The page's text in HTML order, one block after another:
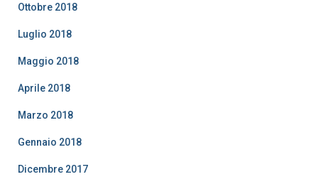
Ottobre 2018
Luglio 2018
Maggio 2018
Aprile 2018
Marzo 2018
Gennaio 2018
Dicembre 2017